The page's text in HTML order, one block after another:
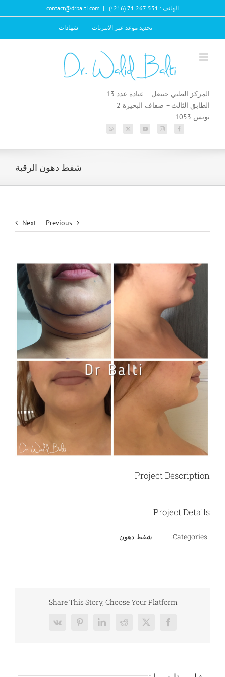
to
الهاتف : 531 267 71 (216+) |
contact@drbalti.com
تحديد موعد عبر الانترنات شهادات
المركز الطبي حنبعل – عيادة عدد 13
الطابق الثالث – ضفاف البحيرة 2
تونس 1053
شفط دهون الرقبة
Previous
Next
View
Larger
Image
Project Description
Project Details
Categories: شفط دهون
Share This Story, Choose Your Platform!
Facebook
X
Reddit
LinkedIn
Pinterest
Vk